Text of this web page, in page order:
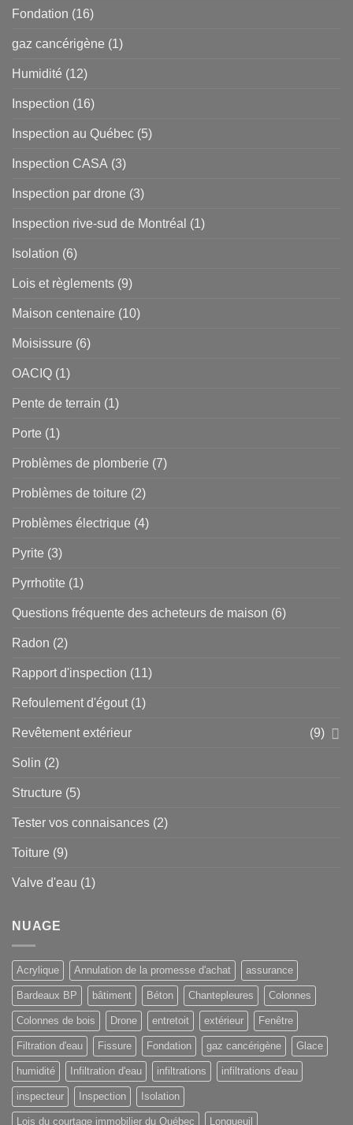
Fondation (16)
gaz cancérigène (1)
Humidité (12)
Inspection (16)
Inspection au Québec (5)
Inspection CASA (3)
Inspection par drone (3)
Inspection rive-sud de Montréal (1)
Isolation (6)
Lois et règlements (9)
Maison centenaire (10)
Moisissure (6)
OACIQ (1)
Pente de terrain (1)
Porte (1)
Problèmes de plomberie (7)
Problèmes de toiture (2)
Problèmes électrique (4)
Pyrite (3)
Pyrrhotite (1)
Questions fréquente des acheteurs de maison (6)
Radon (2)
Rapport d'inspection (11)
Refoulement d'égout (1)
Revêtement extérieur (9)
Solin (2)
Structure (5)
Tester vos connaisances (2)
Toiture (9)
Valve d'eau (1)
NUAGE
Acrylique Annulation de la promesse d'achat assurance
Bardeaux BP bâtiment Béton Chantepleures Colonnes
Colonnes de bois Drone entretoit extérieur Fenêtre
Filtration d'eau Fissure Fondation gaz cancérigène Glace
humidité Infiltration d'eau infiltrations infiltrations d'eau
inspecteur Inspection Isolation
Lois du courtage immobilier du Québec Longueuil